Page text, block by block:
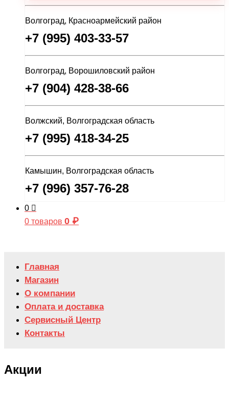
Волгоград, Красноармейский район
+7 (995) 403-33-57
Волгоград, Ворошиловский район
+7 (904) 428-38-66
Волжский, Волгоградская область
+7 (995) 418-34-25
Камышин, Волгоградская область
+7 (996) 357-76-28
0
0 товаров 0 ₽
Главная
Магазин
О компании
Оплата и доставка
Сервисный Центр
Контакты
Акции